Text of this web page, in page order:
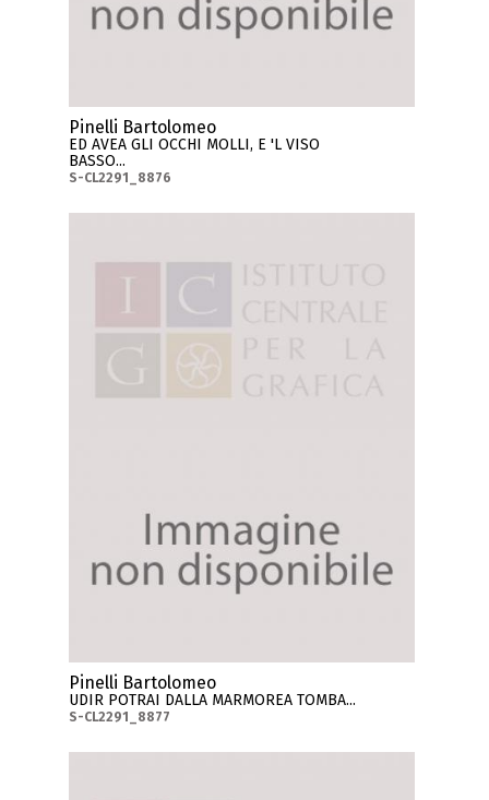
Pinelli Bartolomeo
ED AVEA GLI OCCHI MOLLI, E 'L VISO
BASSO...
S-CL2291_8876
Pinelli Bartolomeo
UDIR POTRAI DALLA MARMOREA TOMBA...
S-CL2291_8877